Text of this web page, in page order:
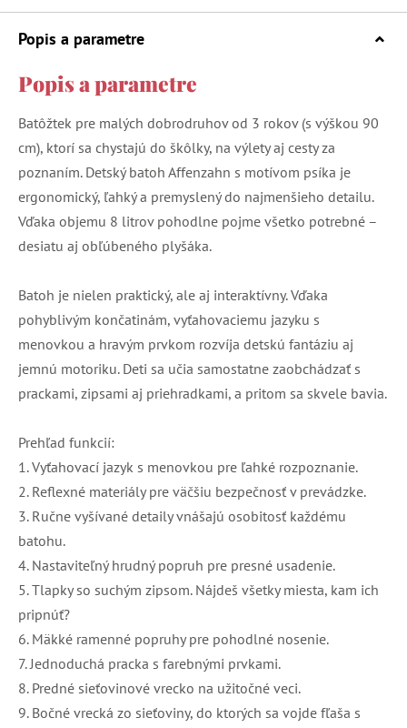
Popis a parametre
Popis a parametre
Batôžtek pre malých dobrodruhov od 3 rokov (s výškou 90
cm), ktorí sa chystajú do škôlky, na výlety aj cesty za
poznaním. Detský batoh Affenzahn s motívom psíka je
ergonomický, ľahký a premyslený do najmenšieho detailu.
Vďaka objemu 8 litrov pohodlne pojme všetko potrebné –
desiatu aj obľúbeného plyšáka.
Batoh je nielen praktický, ale aj interaktívny. Vďaka
pohyblivým končatinám, vyťahovaciemu jazyku s
menovkou a hravým prvkom rozvíja detskú fantáziu aj
jemnú motoriku. Deti sa učia samostatne zaobchádzať s
prackami, zipsami aj priehradkami, a pritom sa skvele bavia.
Prehľad funkcií:
1. Vyťahovací jazyk s menovkou pre ľahké rozpoznanie.
2. Reflexné materiály pre väčšiu bezpečnosť v prevádzke.
3. Ručne vyšívané detaily vnášajú osobitosť každému
batohu.
4. Nastaviteľný hrudný popruh pre presné usadenie.
5. Tlapky so suchým zipsom. Nájdeš všetky miesta, kam ich
pripnúť?
6. Mäkké ramenné popruhy pre pohodlné nosenie.
7. Jednoduchá pracka s farebnými prvkami.
8. Predné sieťovinové vrecko na užitočné veci.
9. Bočné vrecká zo sieťoviny, do ktorých sa vojde fľaša s